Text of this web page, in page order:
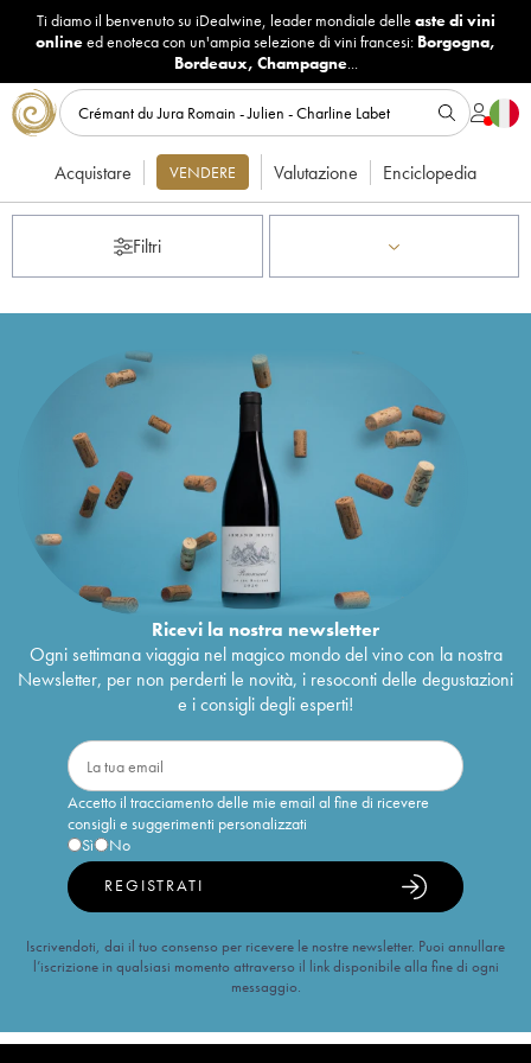
Ti diamo il benvenuto su iDealwine, leader mondiale delle aste di vini
onlineed enoteca con un'ampia selezione di vini francesi: Borgogna,
Bordeaux, Champagne...
Acquistare VENDERE Valutazione Enciclopedia
Filtri
Ricevi la nostra newsletter
Ogni settimana viaggia nel magico mondo del vino con la nostra
Newsletter, per non perderti le novità, i resoconti delle degustazioni
e i consigli degli esperti!
Accetto il tracciamento delle mie email al fine di ricevere
consigli e suggerimenti personalizzati
Sì
No
REGISTRATI
Iscrivendoti, dai il tuo consenso per ricevere le nostre newsletter. Puoi annullare
l’iscrizione in qualsiasi momento attraverso il link disponibile alla fine di ogni
messaggio.